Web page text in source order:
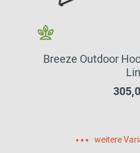
Breeze Outdoor
weitere